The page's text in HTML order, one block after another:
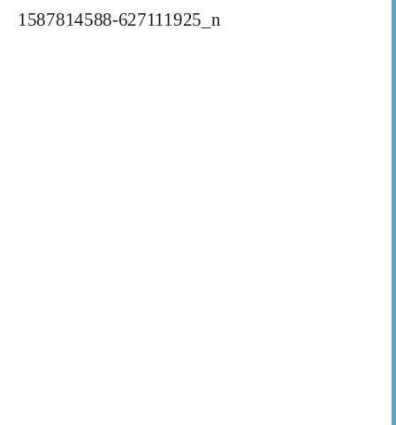
1587814588-627111925_n